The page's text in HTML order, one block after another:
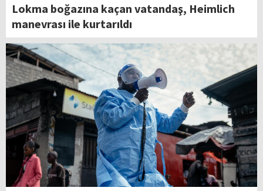
Lokma boğazına kaçan vatandaş, Heimlich
manevrası ile kurtarıldı